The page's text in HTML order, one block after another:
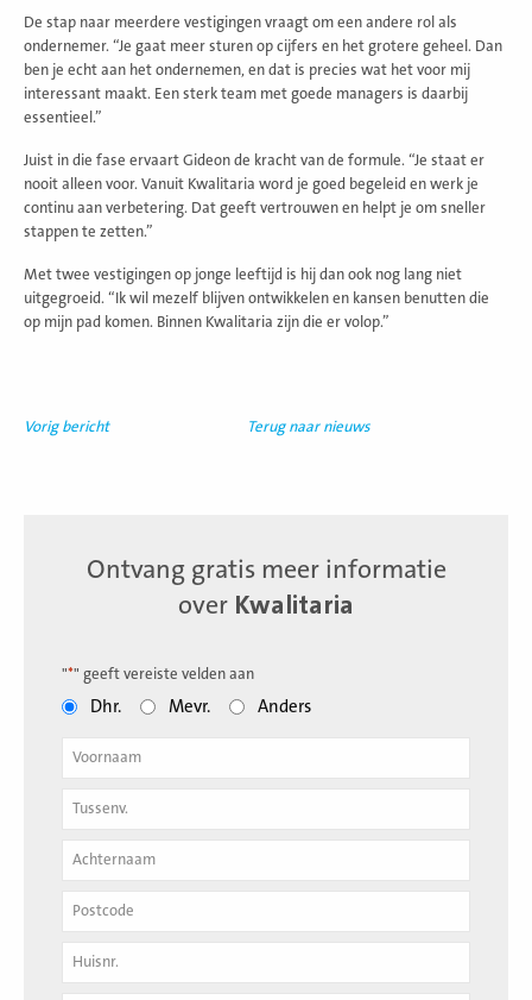
De stap naar meerdere vestigingen vraagt om een andere rol als
ondernemer. “Je gaat meer sturen op cijfers en het grotere geheel. Dan
ben je echt aan het ondernemen, en dat is precies wat het voor mij
interessant maakt. Een sterk team met goede managers is daarbij
essentieel.”
Juist in die fase ervaart Gideon de kracht van de formule. “Je staat er
nooit alleen voor. Vanuit Kwalitaria word je goed begeleid en werk je
continu aan verbetering. Dat geeft vertrouwen en helpt je om sneller
stappen te zetten.”
Met twee vestigingen op jonge leeftijd is hij dan ook nog lang niet
uitgegroeid. “Ik wil mezelf blijven ontwikkelen en kansen benutten die
op mijn pad komen. Binnen Kwalitaria zijn die er volop.”
Vorig bericht Terug naar nieuws
Ontvang gratis meer informatie
over Kwalitaria
"*" geeft vereiste velden aan
Dhr. Mevr. Anders